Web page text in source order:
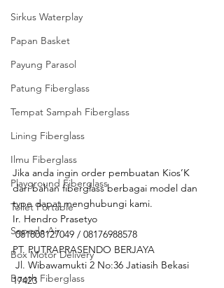
Sirkus Waterplay
Papan Basket
Payung Parasol
Patung Fiberglass
Tempat Sampah Fiberglass
Lining Fiberglass
Ilmu Fiberglass
Playground Fiberglass
Toilet Portable
Sepeda Air
Box Motor Delivery
Booth Fiberglass
Jika anda ingin order pembuatan Kios’K
dari bahan fiberglass berbagai model dan
type dapat menghubungi kami.
Ir. Hendro Prasetyo
081808127049 / 08176988578
PT. PUTRAPRASENDO BERJAYA
17423